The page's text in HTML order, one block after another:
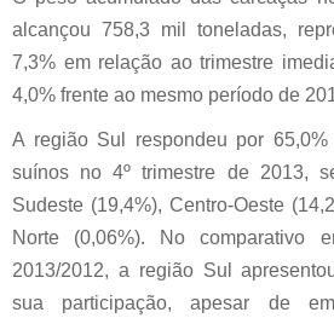
alcançou 758,3 mil toneladas,
7,3% em relação ao trimestre
4,0% frente ao mesmo período de
A região Sul respondeu por
suínos no 4º trimestre de 2013,
Sudeste (19,4%), Centro-Oeste
Norte (0,06%). No comparativo
2013/2012, a região Sul
sua participação, apesar de